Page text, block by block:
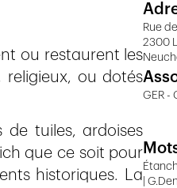
ou restaurent les
religieux, ou dotés
de tuiles, ardoises
que ce soit pour
historiques. La
Rue
2300
GER -
|